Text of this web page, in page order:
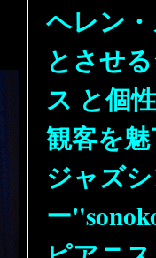
ヘレン
とさせ
ス と個
観客を
ジャズ
ー